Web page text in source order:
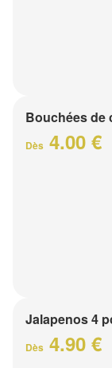
Bouchées de
Dès 4.00 €
Jalapenos 4
Dès 4.90 €